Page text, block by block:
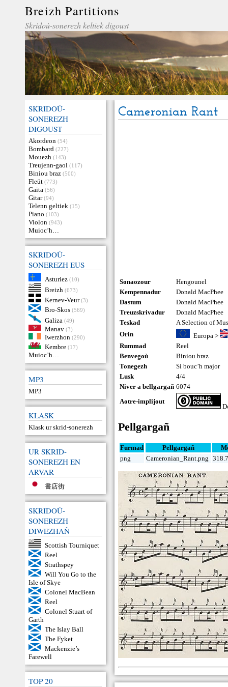
Breizh Partitions
Skridoù-sonerezh keltiek digoust
SKRIDOÙ-
SONEREZH
DIGOUST
Akordeon (54)
Bombard (227)
Mouezh (143)
Treujenn-gaol (117)
Biniou braz (500)
Fleüt (773)
Gaita (56)
Gitar (94)
Telenn geltiek (15)
Piano (103)
Violon (943)
Muioc’h…
SKRIDOÙ-
SONEREZH EUS
Asturiez (10)
Breizh (673)
Kernev-Veur (3)
Bro-Skos (569)
Galiza (49)
Manav (3)
Iwerzhon (290)
Kembre (17)
Muioc’h…
MP3
MP3
KLASK
Klask ur skrid-sonerezh
UR SKRID-
SONEREZH EN
ARVAR
書店街
SKRIDOÙ-
SONEREZH
DIWEZHAÑ
Scottish Tourniquet
Reel
Strathspey
Will You Go to the
Isle of Skye
Colonel MacBean
Reel
Colonel Stuart of
Garth
The Islay Ball
The Fyket
Mackenzie’s
Farewell
TOP 20
Cameronian Rant
Sonaozour
Hengounel
Kempennadur
Donald MacPhee
Dastum
Donald MacPhee
Treuzskrivadur
Donald MacPhee
Teskad
A Selection of
Orin
Europa>
Rummad
Reel
Benvegoù
Biniou braz
Tonegezh
Si bouc’h major
Lusk
4/4
Niver a bellgargañ 6074
Aotre-implijout
Pellgargañ
Furmad Pellgargañ
png
Cameronian_Rant.png